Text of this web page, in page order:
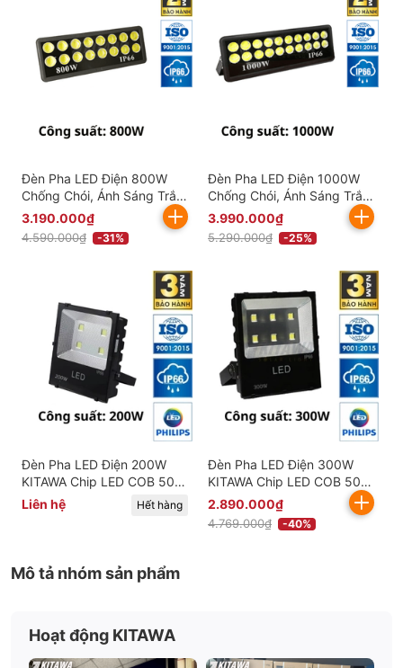
Đèn Pha LED Điện 800W
Chống Chói, Ánh Sáng Trắng
AC.DP01.800
3.190.000₫
4.590.000₫ -31%
Đèn Pha LED Điện 1000W
Chống Chói, Ánh Sáng Trắng
AC.DP01.1000
3.990.000₫
5.290.000₫ -25%
Đèn Pha LED Điện 200W
KITAWA Chip LED COB 5054
- AC.DP03.200
Liên hệ Hết hàng
Đèn Pha LED Điện 300W
KITAWA Chip LED COB 5054
- AC.DP03.300
2.890.000₫
4.769.000₫ -40%
Mô tả nhóm sản phẩm
Hoạt động KITAWA